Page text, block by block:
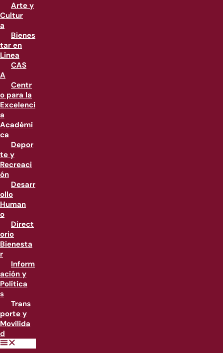
Arte y
Cultur
a
Bienes
tar en
Linea
CAS
A
Centr
o para la
Excelenci
a
Académi
ca
Depor
te y
Recreaci
ón
Desarr
ollo
Human
o
Direct
orio
Bienesta
r
Inform
ación y
Política
s
Trans
porte y
Movilida
d